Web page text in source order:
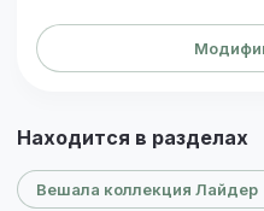
Находится в разделах
Вешала коллекция Лайдер